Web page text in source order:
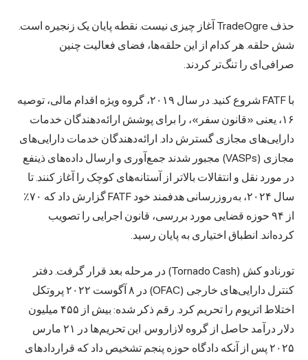
حذف TradeOgre آغاز چیزی نیست. نقطه پایان یک زنجیره است.
شش حلقه. هر کدام از این حلقه‌ها، فضای فعالیت چنین
صرافی‌ای را تنگ‌تر کردند.
با FATF شروع کنید. در سال ۲۰۱۹، گروه ویژه اقدام مالی، توصیه
۱۶، یعنی «قانون سفر»، را برای پوشش ارائه‌دهندگان خدمات
دارایی‌های مجازی گسترش داد. ارائه‌دهندگان خدمات دارایی‌های
مجازی (VASPs) مجبور شدند جمع‌آوری و ارسال داده‌های ذینفع
در مورد نقل و انتقالات بالاتر از آستانه‌های کوچک را آغاز کنند. تا
سال ۲۰۲۴، به‌روزرسانی هدفمند خود FATF گزارش داد که ۷۰٪
از ۹۴ حوزه قضایی مورد بررسی، قانون اجرایی را تصویب
کرده‌اند. انطباق اختیاری به پایان رسید.
تورنادو کش (Tornado Cash) در مرحله بعد قرار گرفت. دفتر
کنترل دارایی‌های خارجی (OFAC) در ۸ آگوست ۲۰۲۲ پروتکل
اختلاط اتریوم را تحریم کرد. رقم ذکر شده: بیش از ۴۵۵ میلیون
دلار درآمد حاصل از گروه لازاروس. این تحریم‌ها در ۲۱ مارس
۲۰۲۵ پس از آنکه دادگاه حوزه پنجم تشخیص داد که قراردادهای